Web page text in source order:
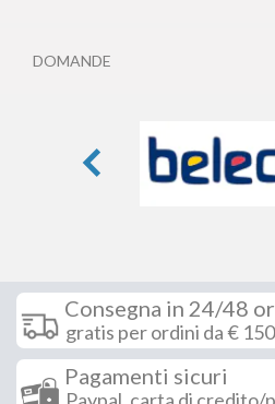
DOMANDE
Consegna in 24/48
gratis per ordini da € 150
Pagamenti sicuri